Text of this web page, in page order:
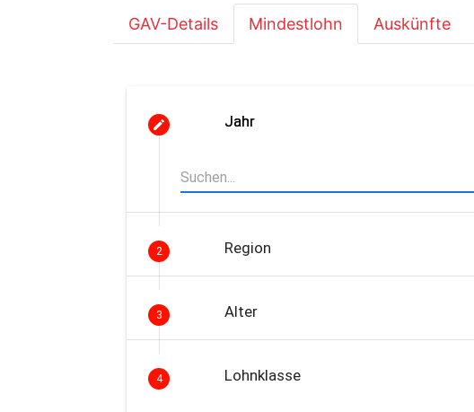
GAV-Details Mindestlohn Auskünfte
Jahr
2 Region
3 Alter
4 Lohnklasse